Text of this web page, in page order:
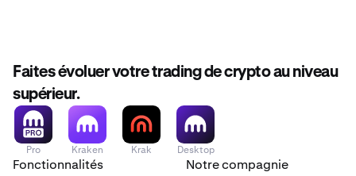
Faites évoluer votre trading de crypto au niveau
supérieur.
Pro Kraken Krak Desktop
Fonctionnalités Notre compagnie